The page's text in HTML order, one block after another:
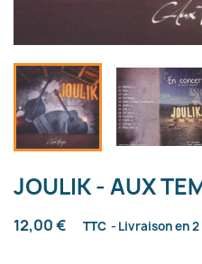
JOULIK - AUX
12,00 € TTC Livraison en